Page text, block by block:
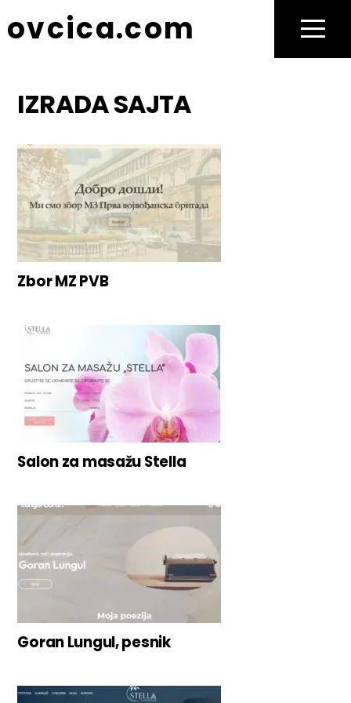
to
Menu
ovcica.com
IZRADA SAJTA
Zbor MZ PVB
Salon za masažu Stella
Goran Lungul, pesnik